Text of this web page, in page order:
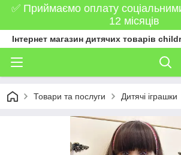
✅ Приймаємо оплату
12 місяців
Інтернет магазин дитячих товарів
Товари та послуги Дитячі іграшки